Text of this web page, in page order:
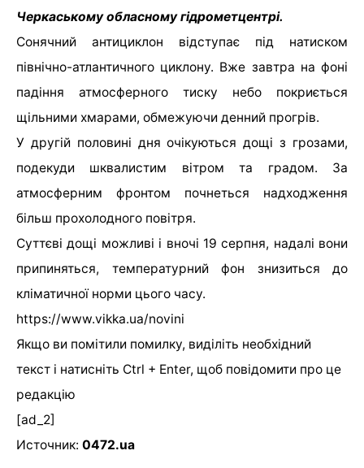
Черкаському обласному гідрометцентрі.
Сонячний антициклон відступає під натиском
північно-атлантичного циклону. Вже завтра на фоні
падіння атмосферного тиску небо покриється
щільними хмарами, обмежуючи денний прогрів.
У другій половині дня очікуються дощі з грозами,
подекуди шквалистим вітром та градом. За
атмосферним фронтом почнеться надходження
більш прохолодного повітря.
Суттєві дощі можливі і вночі 19 серпня, надалі вони
припиняться, температурний фон знизиться до
кліматичної норми цього часу.
https://www.vikka.ua/novini
Якщо ви помітили помилку, виділіть необхідний
текст і натисніть Ctrl + Enter, щоб повідомити про це
редакцію
[ad_2]
Источник: 0472.ua